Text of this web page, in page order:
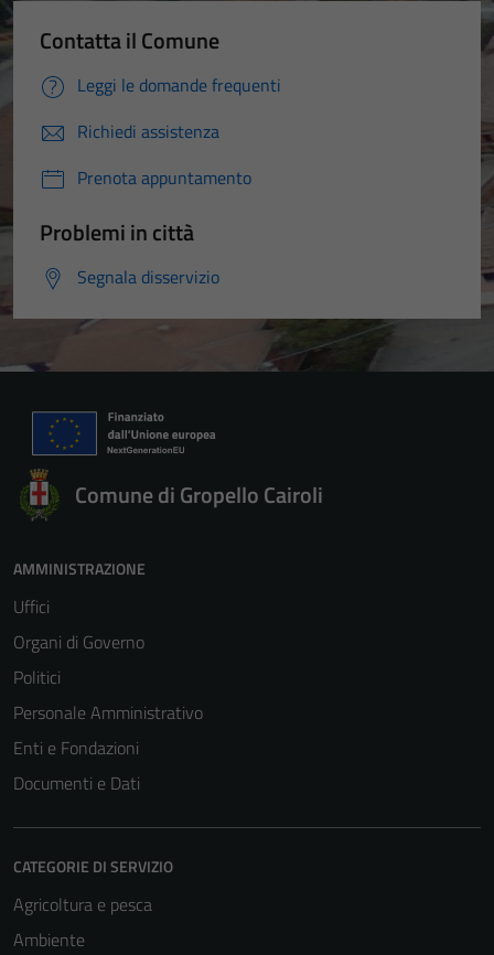
Contatta il Comune
Leggi le domande frequenti
Richiedi assistenza
Prenota appuntamento
Problemi in città
Segnala disservizio
Comune di Gropello Cairoli
AMMINISTRAZIONE
Uffici
Organi di Governo
Politici
Personale Amministrativo
Enti e Fondazioni
Documenti e Dati
CATEGORIE DI SERVIZIO
Agricoltura e pesca
Ambiente